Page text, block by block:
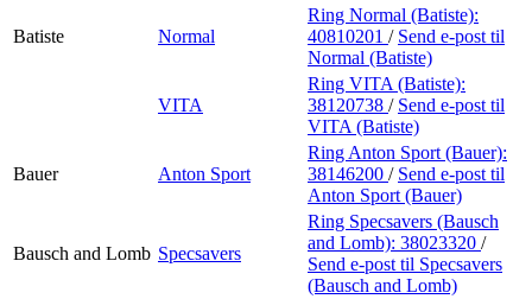
Batiste Normal
Ring Normal (Batiste):
40810201 / Send e-post til
Normal (Batiste)
VITA
Ring VITA (Batiste):
38120738 / Send e-post til
VITA (Batiste)
Bauer Anton Sport
Ring Anton Sport (Bauer):
38146200 / Send e-post til
Anton Sport (Bauer)
Bausch and Lomb Specsavers
Ring Specsavers (Bausch
and Lomb): 38023320 /
Send e-post til Specsavers
(Bausch and Lomb)